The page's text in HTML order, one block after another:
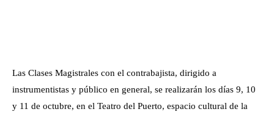
Las Clases Magistrales con el contrabajista, dirigido a
instrumentistas y público en general, se realizarán los días 9, 10
y 11 de octubre, en el Teatro del Puerto, espacio cultural de la